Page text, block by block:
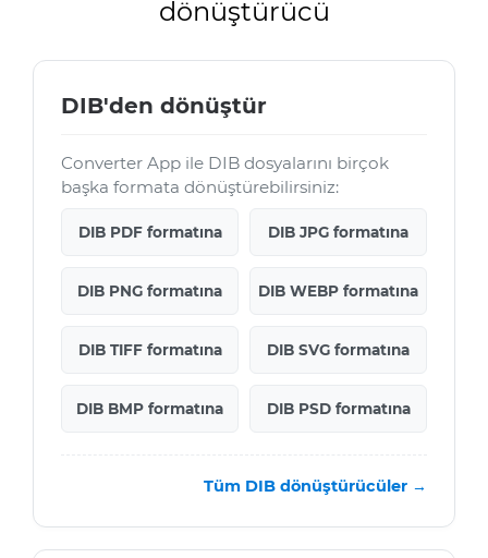
dönüştürücü
DIB'den dönüştür
Converter App ile DIB dosyalarını birçok
başka formata dönüştürebilirsiniz:
DIB PDF formatına DIB JPG formatına
DIB PNG formatına DIB WEBP formatına
DIB TIFF formatına DIB SVG formatına
DIB BMP formatına DIB PSD formatına
Tüm DIB dönüştürücüler →